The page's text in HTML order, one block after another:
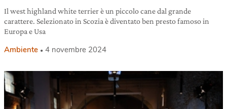
Il west highland white terrier è un piccolo cane dal grande
carattere. Selezionato in Scozia è diventato ben presto famoso in
Europa e Usa
Ambiente 4 novembre 2024